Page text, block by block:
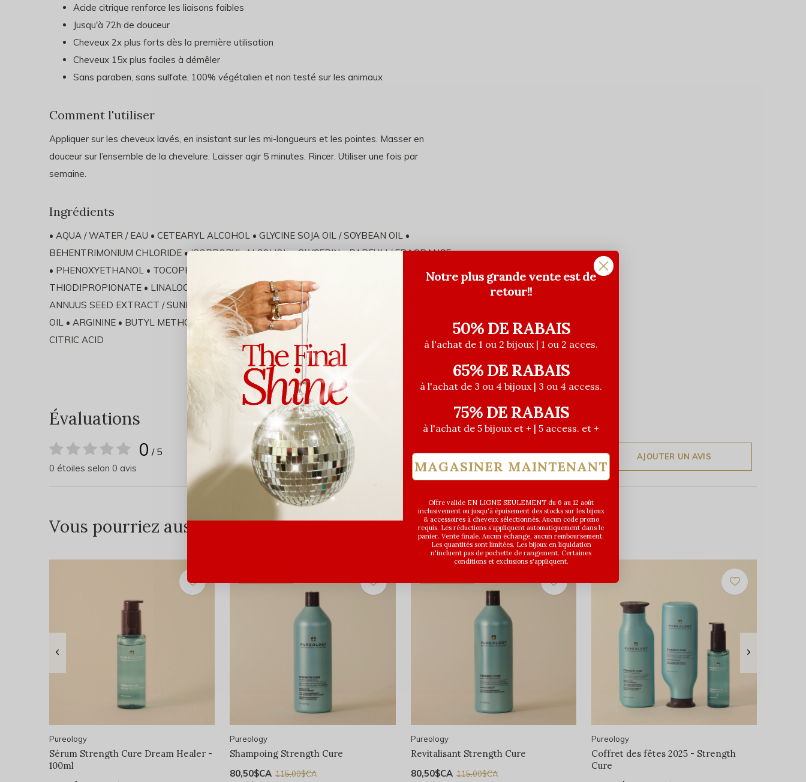
Acide citrique renforce les liaisons faibles
Jusqu'à 72h de douceur
Cheveux 2x plus forts dès la première utilisation
Cheveux 15x plus faciles à démêler
Sans paraben, sans sulfate, 100% végétalien et non testé sur les animaux
Comment l'utiliser
Appliquer sur les cheveux lavés, en insistant sur les mi-longueurs et les pointes. Masser en
douceur sur l’ensemble de la chevelure. Laisser agir 5 minutes. Rincer. Utiliser une fois par
semaine.
Ingrédients
• AQUA / WATER / EAU • CETEARYL ALCOHOL • GLYCINE SOJA OIL / SOYBEAN OIL •
BEHENTRIMONIUM CHLORIDE • ISOPROPYL ALCOHOL • GLYCERIN • PARFUM / FRAGRANCE
• PHENOXYETHANOL • TOCOPHEROL • HEXYL CINNAMAL • BUTYLENE GLYCOL • DILAURYL
THIODIPROPIONATE • LINALOOL • CHLORHEXIDINE DIGLUCONATE • HELIANTHUS
ANNUUS SEED EXTRACT / SUNFLOWER SEED EXTRACT • CARAMEL • ROSA CANINA SEED
OIL • ARGININE • BUTYL METHOXYDIBENZOYLMETHANE • LACTIC ACID • LIMONENE •
CITRIC ACID
Évaluations
0 / 5
0 étoiles selon 0 avis
AJOUTER UN AVIS
Vous pourriez aussi aimer...
Pureology
Sérum Strength Cure Dream Healer -
100ml
Pureology
Shampoing Strength Cure
80,50$CA 115,00$CA
Pureology
Revitalisant Strength Cure
80,50$CA 115,00$CA
Pureology
Coffret des fêtes 2025 - Strength
Cure
Notre plus grande vente est de
retour!!
50% DE RABAIS
à l'achat de 1 ou 2 bijoux | 1 ou 2 acces.
65% DE RABAIS
à l'achat de 3 ou 4 bijoux | 3 ou 4 access.
75% DE RABAIS
à l'achat de 5 bijoux et + | 5 access. et +
MAGASINER MAINTENANT
Offre valide EN LIGNE SEULEMENT du 6 au 12 août
inclusivement ou jusqu'à épuisement des stocks sur les bijoux
& accessoires à cheveux sélectionnés. Aucun code promo
requis. Les réductions s’appliquent automatiquement dans le
panier. Vente finale. Aucun échange, aucun remboursement.
Les quantités sont limitées. Les bijoux en liquidation
n'incluent pas de pochette de rangement. Certaines
conditions et exclusions s'appliquent.